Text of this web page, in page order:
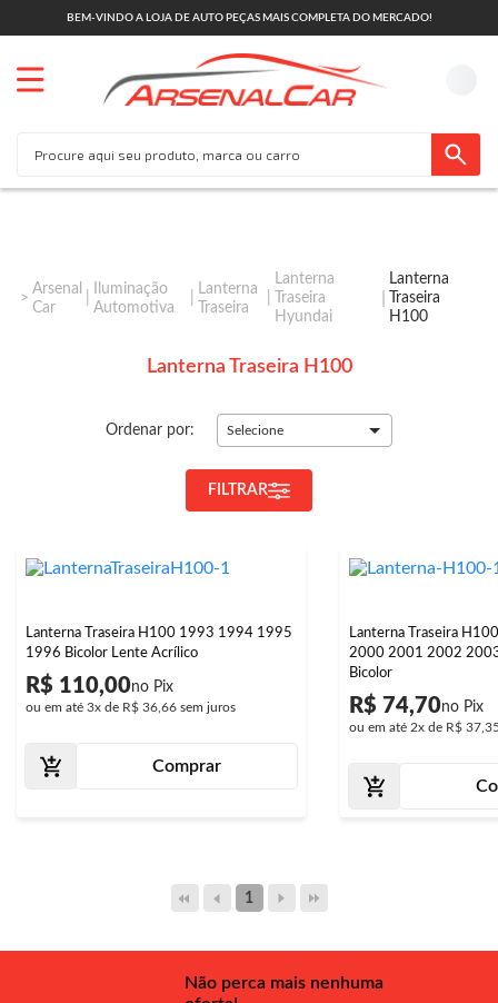
BEM-VINDO A LOJA DE AUTO PEÇAS MAIS COMPLETA DO MERCADO!
Arsenal
Car
Iluminação
Automotiva
Lanterna
Traseira
Lanterna
Traseira
Hyundai
Lanterna
Traseira
H100
Lanterna Traseira H100
Ordenar por: Selecione
FILTRAR
Lanterna Traseira H100 1993 1994 1995
1996 Bicolor Lente Acrílico
R$ 110,00
ou em até 3x de R$ 36,66 sem juros
Comprar
Lanterna Traseira
2000 2001 2002
Bicolor
R$ 74,70
ou em até 2x de R$
1
Não perca mais nenhuma